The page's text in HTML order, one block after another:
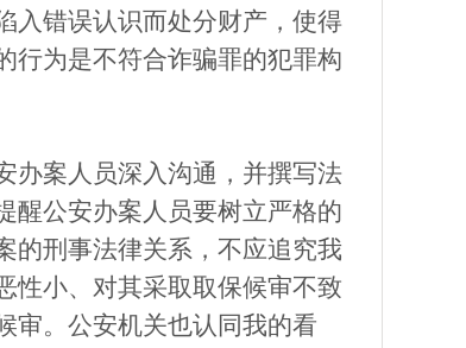
入错误认识而处分财产，使得
行为是不符合诈骗罪的犯罪构
办案人员深入沟通，并撰写法
醒公安办案人员要树立严格的
的刑事法律关系，不应追究我
性小、对其采取取保候审不致
审。公安机关也认同我的看